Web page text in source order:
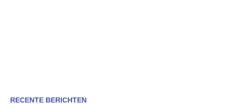
RECENTE BERICHTEN